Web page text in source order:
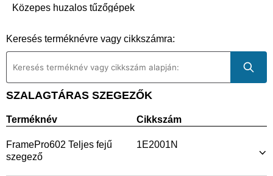
Közepes huzalos tűzőgépek
Rögzítőgyűrű-tűzőgépek
Tárazott csavarozók
Kompresszor
Keresés terméknévre vagy cikkszámra:
SZALAGTÁRAS SZEGEZŐK
Terméknév Cikkszám
FramePro602 Teljes fejű
szegező
1E2001N